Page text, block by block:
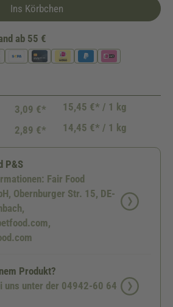
Ins Körbchen
ab 55 €
3,09 €*
15,45 €* / 1 kg
2,89 €* 14,45 €* / 1 kg
P&S
Fair Food
Obernburger Str. 15, DE-
Produkt?
uns unter der 04942-60 64